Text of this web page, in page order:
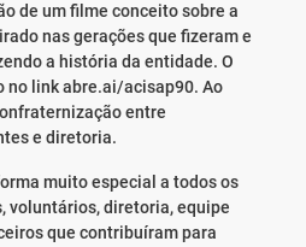
de um filme conceito sobre a
nas gerações que fizeram e
a história da entidade. O
no link abre.ai/acisap90. Ao
entre
e diretoria.
muito especial a todos os
voluntários, diretoria, equipe
que contribuíram para